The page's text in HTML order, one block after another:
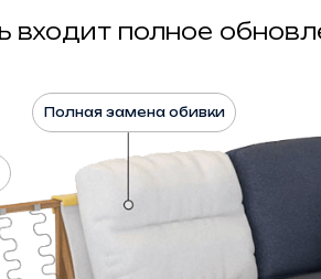
входит полное
Полная замена обивки